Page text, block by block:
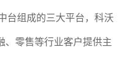
台组成的三大平台，科沃
、零售等行业客户提供主